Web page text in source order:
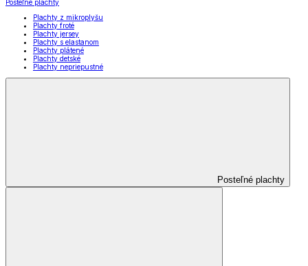
Posteľné plachty
Plachty z mikroplyšu
Plachty froté
Plachty jersey
Plachty s elastanom
Plachty plátené
Plachty detské
Plachty nepriepustné
Posteľné plachty